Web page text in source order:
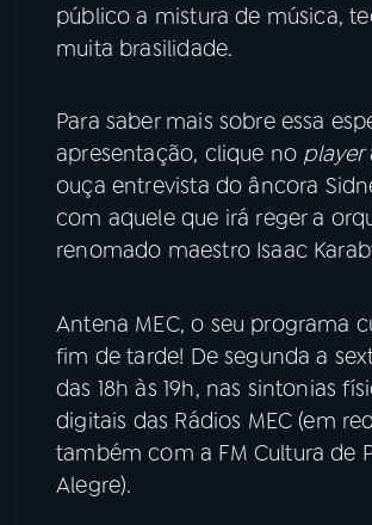
ACOMPANHE A RÁDIO MEC
Instagram X
TikTok
público a mistura de música,
muita brasilidade.
Para saber mais sobre essa
apresentação, clique no player
ouça entrevista do âncora
com aquele que irá reger a
renomado maestro Isaac
Antena MEC, o seu programa
fim de tarde! De segunda a
das 18h às 19h, nas sintonias
digitais das Rádios MEC (em
também com a FM Cultura de
Alegre).